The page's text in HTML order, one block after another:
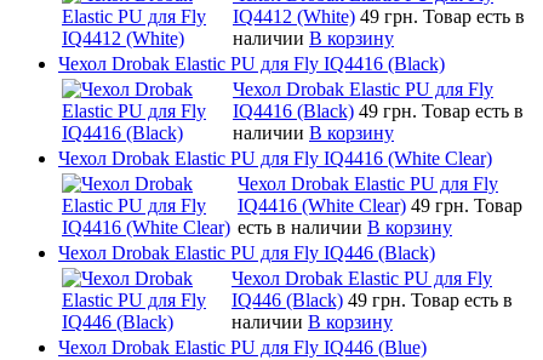
IQ4412 (White) 49 грн. Товар есть в
наличии В корзину
Чехол Drobak Elastic PU для Fly IQ4416 (Black)
Чехол Drobak Elastic PU для Fly
IQ4416 (Black) 49 грн. Товар есть в
наличии В корзину
Чехол Drobak Elastic PU для Fly IQ4416 (White Clear)
Чехол Drobak Elastic PU для Fly
IQ4416 (White Clear) 49 грн. Товар
есть в наличии В корзину
Чехол Drobak Elastic PU для Fly IQ446 (Black)
Чехол Drobak Elastic PU для Fly
IQ446 (Black) 49 грн. Товар есть в
наличии В корзину
Чехол Drobak Elastic PU для Fly IQ446 (Blue)